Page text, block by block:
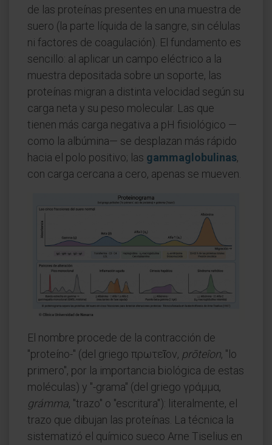
de las proteínas presentes en una muestra de
suero (la parte líquida de la sangre, sin células
ni factores de coagulación). El fundamento es
sencillo: al aplicar un campo eléctrico a la
muestra depositada sobre un soporte, las
proteínas migran a distinta velocidad según su
carga neta y su peso molecular. Las que
tienen más carga negativa a pH fisiológico —
como la albúmina— se desplazan más rápido
hacia el polo positivo; las gammaglobulinas,
con carga cercana a cero, apenas se mueven.
El nombre procede de la contracción de
"proteíno-" (del griego πρωτεῖον, prōteîon, "lo
primero", por la importancia biológica de estas
moléculas) y "-grama" (del griego γράμμα,
grámma, "trazo" o "escritura"): literalmente, el
trazo que dibujan las proteínas. La técnica la
sistematizó el químico sueco Arne Tiselius en